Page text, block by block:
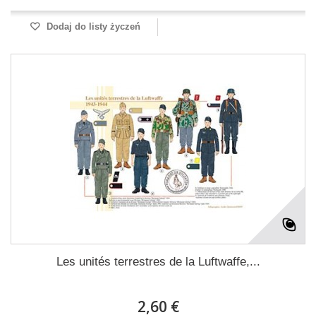
Dodaj do listy życzeń
Les unités terrestres de la Luftwaffe,...
2,60 €